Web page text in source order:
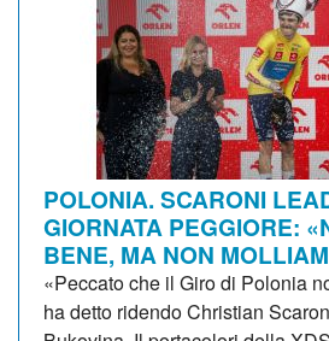
POLONIA. SCARONI
GIORNATA PEGGIORE:
BENE, MA NON
«Peccato che il Giro di Polonia
ha detto ridendo Christian